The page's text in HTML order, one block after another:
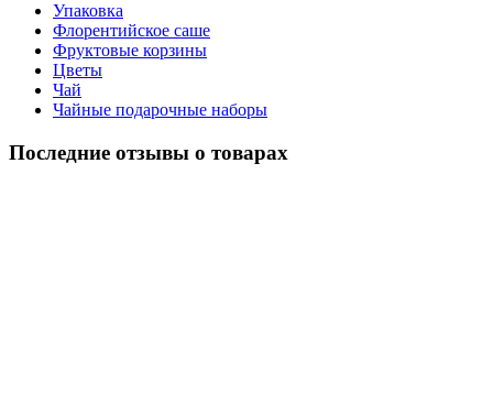
Упаковка
Флорентийское саше
Фруктовые корзины
Цветы
Чай
Чайные подарочные наборы
Последние отзывы о товарах